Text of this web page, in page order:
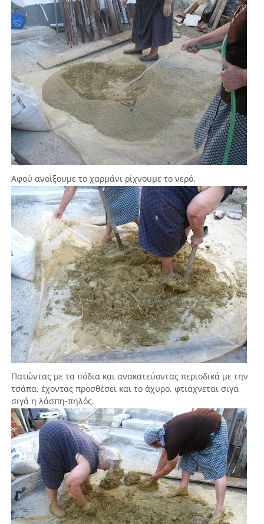
Αφού ανοίξουμε το χαρμάνι ρίχνουμε το νερό.
Πατώντας με τα πόδια και ανακατεύοντας περιοδικά με την
τσάπα, έχοντας προσθέσει και το άχυρο, φτιάχνεται σιγά
σιγά η λάσπη-πηλός.